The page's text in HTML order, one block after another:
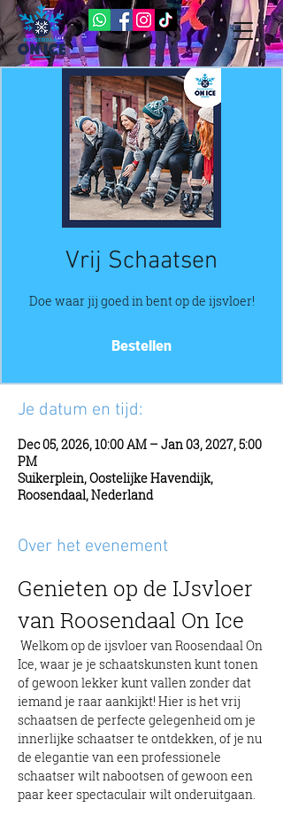
Vrij Schaatsen
Doe waar jij goed in bent op de ijsvloer!
Bestellen
Je datum en tijd:
Dec 05, 2026, 10:00 AM – Jan 03, 2027, 5:00
PM
Suikerplein, Oostelijke Havendijk,
Roosendaal, Nederland
Over het evenement
Genieten op de IJsvloer
van Roosendaal On Ice
Ice, waar je je schaatskunsten kunt tonen
of gewoon lekker kunt vallen zonder dat
iemand je raar aankijkt! Hier is het vrij
schaatsen de perfecte gelegenheid om je
innerlijke schaatser te ontdekken, of je nu
de elegantie van een professionele
schaatser wilt nabootsen of gewoon een
paar keer spectaculair wilt onderuitgaan.